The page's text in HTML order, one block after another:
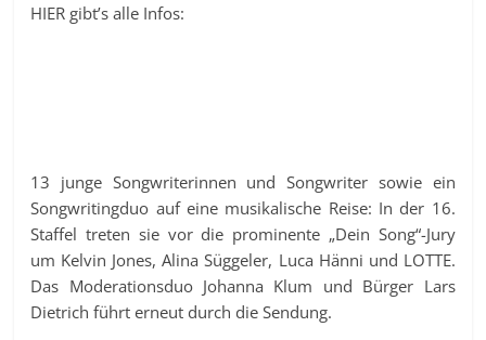
HIER gibt’s alle Infos:
13 junge Songwriterinnen und Songwriter sowie ein
Songwritingduo auf eine musikalische Reise: In der 16.
Staffel treten sie vor die prominente „Dein Song“-Jury
um Kelvin Jones, Alina Süggeler, Luca Hänni und LOTTE.
Das Moderationsduo Johanna Klum und Bürger Lars
Dietrich führt erneut durch die Sendung.